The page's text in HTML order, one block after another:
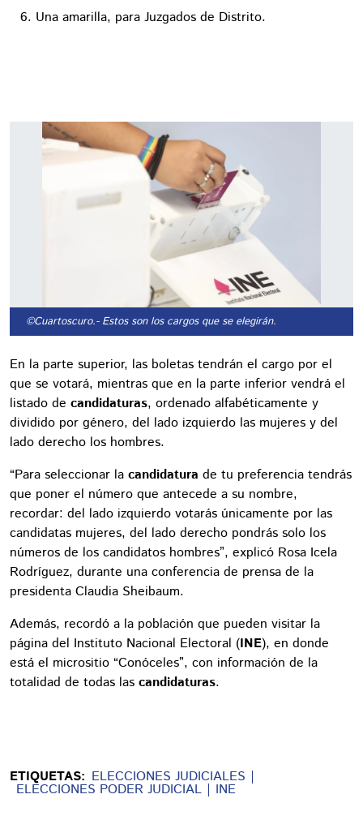
Una amarilla, para Juzgados de Distrito.
©Cuartoscuro.- Estos son los cargos que se elegirán.
En la parte superior, las boletas tendrán el cargo por el
que se votará, mientras que en la parte inferior vendrá el
listado de candidaturas, ordenado alfabéticamente y
dividido por género, del lado izquierdo las mujeres y del
lado derecho los hombres.
“Para seleccionar la candidatura de tu preferencia tendrás
que poner el número que antecede a su nombre,
recordar: del lado izquierdo votarás únicamente por las
candidatas mujeres, del lado derecho pondrás solo los
números de los candidatos hombres”, explicó Rosa Icela
Rodríguez, durante una conferencia de prensa de la
presidenta Claudia Sheibaum.
Además, recordó a la población que pueden visitar la
página del Instituto Nacional Electoral (INE), en donde
está el micrositio “Conóceles”, con información de la
totalidad de todas las candidaturas.
ETIQUETAS: ELECCIONES JUDICIALES
ELECCIONES PODER JUDICIAL INE